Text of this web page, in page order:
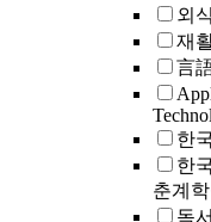
외
재
言
한
한
춘계
독